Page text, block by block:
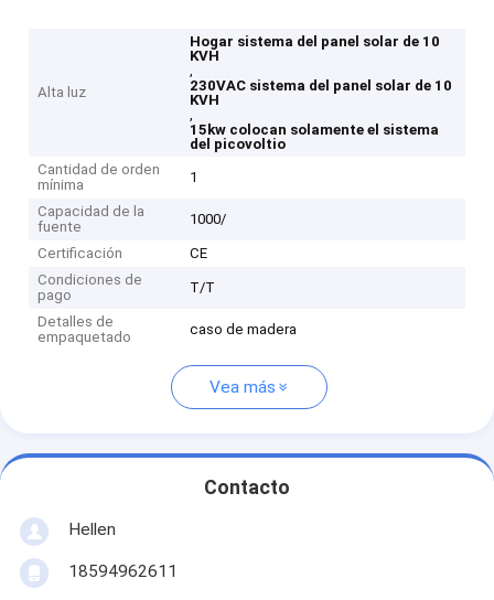
Alta luz
Hogar sistema del panel solar de 10
KVH
,
230VAC sistema del panel solar de 10
KVH
,
15kw colocan solamente el sistema
del picovoltio
Cantidad de orden
mínima
1
Capacidad de la
fuente
1000/
Certificación
CE
Condiciones de
pago
T/T
Detalles de
empaquetado
caso de madera
Vea más
Contacto
Hellen
18594962611